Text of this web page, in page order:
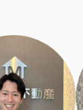
とで、農業以外の用途
れますが、その一方で
並みの評価となり、税
す。また、相続税に...